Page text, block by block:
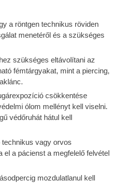
a röntgen technikus röviden
menetéről és a szükséges
szükséges eltávolítani az
fémtárgyakat, mint a piercing,
csökkentése
ólom mellényt kell viselni.
védőruhát hátul kell
vagy orvos
el a pácienst a megfelelő felvétel
mozdulatlanul kell